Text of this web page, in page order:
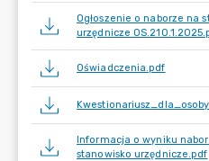
Ogłoszenie o naborze na
urzędnicze
Oświadczenia.pdf
Informacja o wyniku
stanowisko urzędnicze.pdf